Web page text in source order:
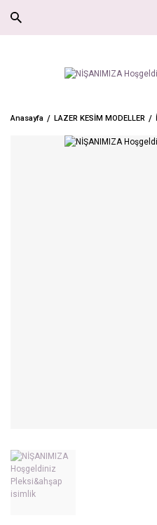
Anasayfa LAZER KESİM MODELLER